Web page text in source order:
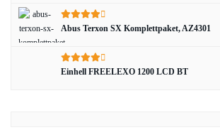
Abus Terxon SX Komplettpaket, AZ4301
Einhell FREELEXO 1200 LCD BT